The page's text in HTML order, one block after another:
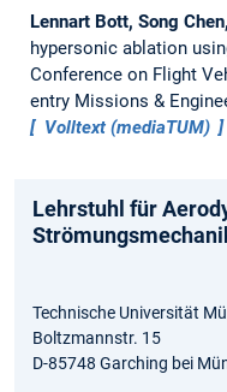
Lennart Bott, Song
hypersonic ablation
Conference on Flight
entry Missions &
Volltext (mediaTUM)
Lehrstuhl für
Technische Universität
Boltzmannstr. 15
D-85748 Garching bei